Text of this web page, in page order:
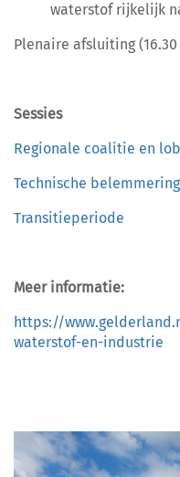
waterstof rijkelijk
Plenaire afsluiting (16.30
Sessies
Regionale coalitie en
Technische
Transitieperiode
Meer informatie:
https://
waterstof-en-industrie